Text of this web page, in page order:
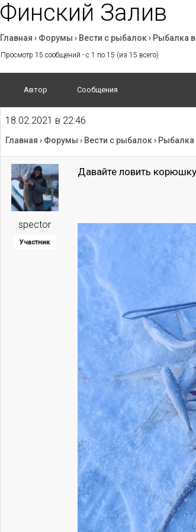
Финский Залив
Главная › Форумы › Вести с рыбалок› Рыбалка
Просмотр 15 сообщений - с 1 по 15 (из 15 всего)
Автор Сообщения
18.02.2021 в 22:46
Главная › Форумы › Вести с рыбалок› Рыбалка
spector
Участник
Давайте ловить корюшку